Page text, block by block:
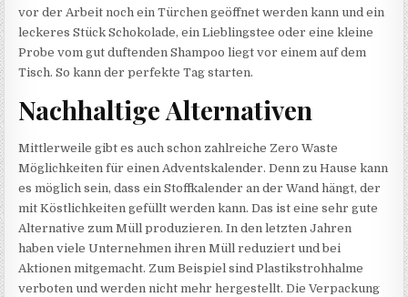
vor der Arbeit noch ein Türchen geöffnet werden kann und ein
leckeres Stück Schokolade, ein Lieblingstee oder eine kleine
Probe vom gut duftenden Shampoo liegt vor einem auf dem
Tisch. So kann der perfekte Tag starten.
Nachhaltige Alternativen
Mittlerweile gibt es auch schon zahlreiche Zero Waste
Möglichkeiten für einen Adventskalender. Denn zu Hause kann
es möglich sein, dass ein Stoffkalender an der Wand hängt, der
mit Köstlichkeiten gefüllt werden kann. Das ist eine sehr gute
Alternative zum Müll produzieren. In den letzten Jahren
haben viele Unternehmen ihren Müll reduziert und bei
Aktionen mitgemacht. Zum Beispiel sind Plastikstrohhalme
verboten und werden nicht mehr hergestellt. Die Verpackung